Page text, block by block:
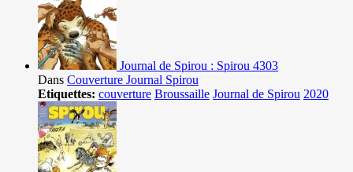
Journal de Spirou : Spirou 4303
Dans Couverture Journal Spirou
Etiquettes: couverture Broussaille Journal de Spirou 2020